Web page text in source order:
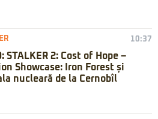
10:37
STALKER 2: Cost of Hope –
Showcase: Iron Forest și
nucleară de la Cernobîl